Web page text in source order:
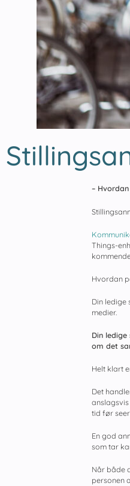
–
Things-
Hvordan
Din ledige
medier.
Din
om det
Helt klart
Det
tid før
En god
som tar
Når både
personen